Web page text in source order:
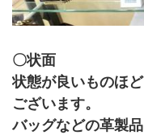
〇状面
状態が良いものほ
ございます。
バッグなどの革製